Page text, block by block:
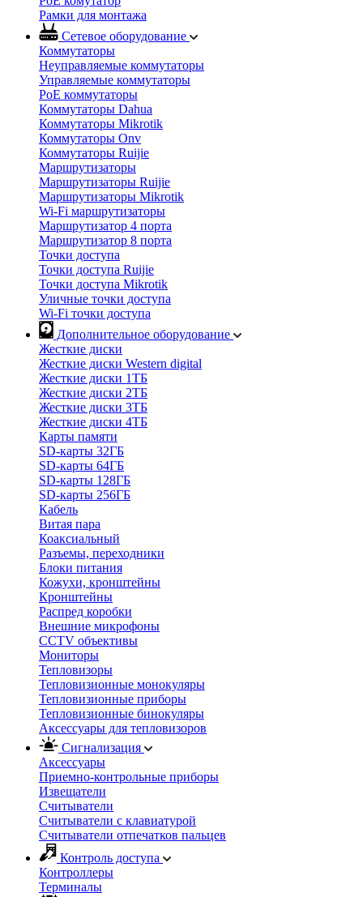
Рамки для монтажа
Сетевое оборудование
Коммутаторы
Неуправляемые коммутаторы
Управляемые коммутаторы
PoE коммутаторы
Коммутаторы Dahua
Коммутаторы Mikrotik
Коммутаторы Onv
Коммутаторы Ruijie
Маршрутизаторы
Маршрутизаторы Ruijie
Маршрутизаторы Mikrotik
Wi-Fi маршрутизаторы
Маршрутизатор 4 порта
Маршрутизатор 8 порта
Точки доступа
Точки доступа Ruijie
Точки доступа Mikrotik
Уличные точки доступа
Wi-Fi точки доступа
Дополнительное оборудование
Жесткие диски
Жесткие диски Western digital
Жесткие диски 1ТБ
Жесткие диски 2ТБ
Жесткие диски 3ТБ
Жесткие диски 4ТБ
Карты памяти
SD-карты 32ГБ
SD-карты 64ГБ
SD-карты 128ГБ
SD-карты 256ГБ
Кабель
Витая пара
Коаксиальный
Разъемы, переходники
Блоки питания
Кожухи, кронштейны
Кронштейны
Распред коробки
Внешние микрофоны
CCTV объективы
Мониторы
Тепловизоры
Тепловизионные монокуляры
Тепловизионные приборы
Тепловизионные бинокуляры
Аксессуары для тепловизоров
Сигнализация
Аксессуары
Приемно-контрольные приборы
Извещатели
Считыватели
Cчитыватели с клавиатурой
Cчитыватели отпечатков пальцев
Контроль доступа
Контроллеры
Терминалы